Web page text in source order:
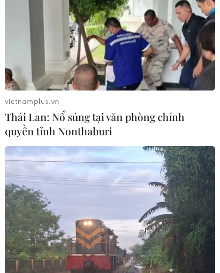
vietnamplus.vn
Thái Lan: Nổ súng tại văn phòng chính
quyền tỉnh Nonthaburi